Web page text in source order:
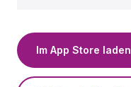
Im App Store laden